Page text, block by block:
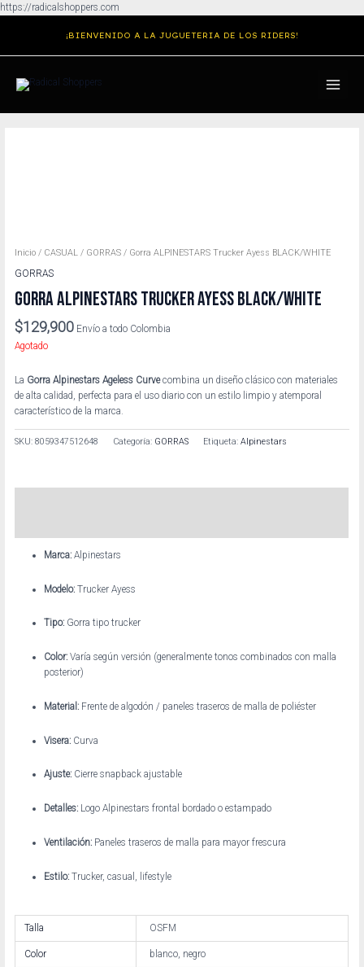
https://radicalshoppers.com
contenido
¡BIENVENIDO A LA JUGUETERIA DE LOS RIDERS!
MENU
Inicio / CASUAL / GORRAS / Gorra ALPINESTARS Trucker Ayess BLACK/WHITE
GORRAS
GORRA ALPINESTARS TRUCKER AYESS BLACK/WHITE
$129,900 Envío a todo Colombia
Agotado
La Gorra Alpinestars Ageless Curvecombina un diseño clásico con materiales
de alta calidad, perfecta para el uso diario con un estilo limpio y atemporal
característico de la marca.
SKU:8059347512648 Categoría: GORRAS Etiqueta:Alpinestars
Marca:Alpinestars
Modelo:Trucker Ayess
Tipo:Gorra tipo trucker
Color:Varía según versión (generalmente tonos combinados con malla
posterior)
Material:Frente de algodón / paneles traseros de malla de poliéster
Visera:Curva
Ajuste:Cierre snapback ajustable
Detalles:Logo Alpinestars frontal bordado o estampado
Ventilación:Paneles traseros de malla para mayor frescura
Estilo:Trucker, casual, lifestyle
Talla OSFM
Color blanco, negro